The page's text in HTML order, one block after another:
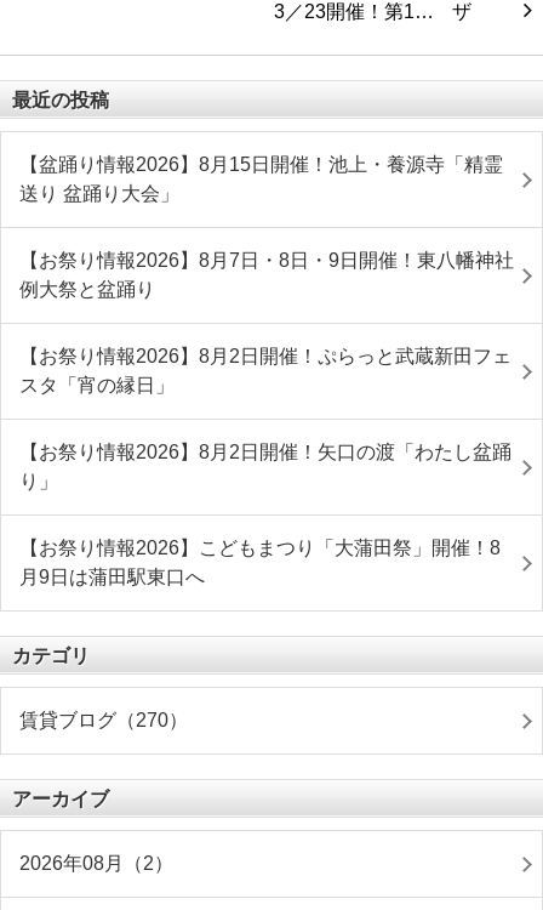
3／23開催！第1…
最近の投稿
【盆踊り情報2026】8月15日開催！池上・養源寺「精霊
送り 盆踊り大会」
【お祭り情報2026】8月7日・8日・9日開催！東八幡神社
例大祭と盆踊り
【お祭り情報2026】8月2日開催！ぷらっと武蔵新田フェ
スタ「宵の縁日」
【お祭り情報2026】8月2日開催！矢口の渡「わたし盆踊
り」
【お祭り情報2026】こどもまつり「大蒲田祭」開催！8
月9日は蒲田駅東口へ
カテゴリ
賃貸ブログ（270）
アーカイブ
2026年08月（2）